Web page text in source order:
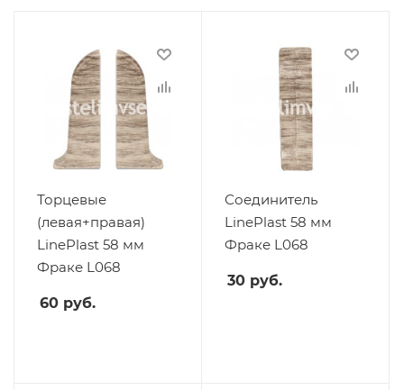
Торцевые
(левая+правая)
LinePlast 58 мм
Фраке L068
60 руб.
Соединитель
LinePlast 58 мм
Фраке L068
30 руб.